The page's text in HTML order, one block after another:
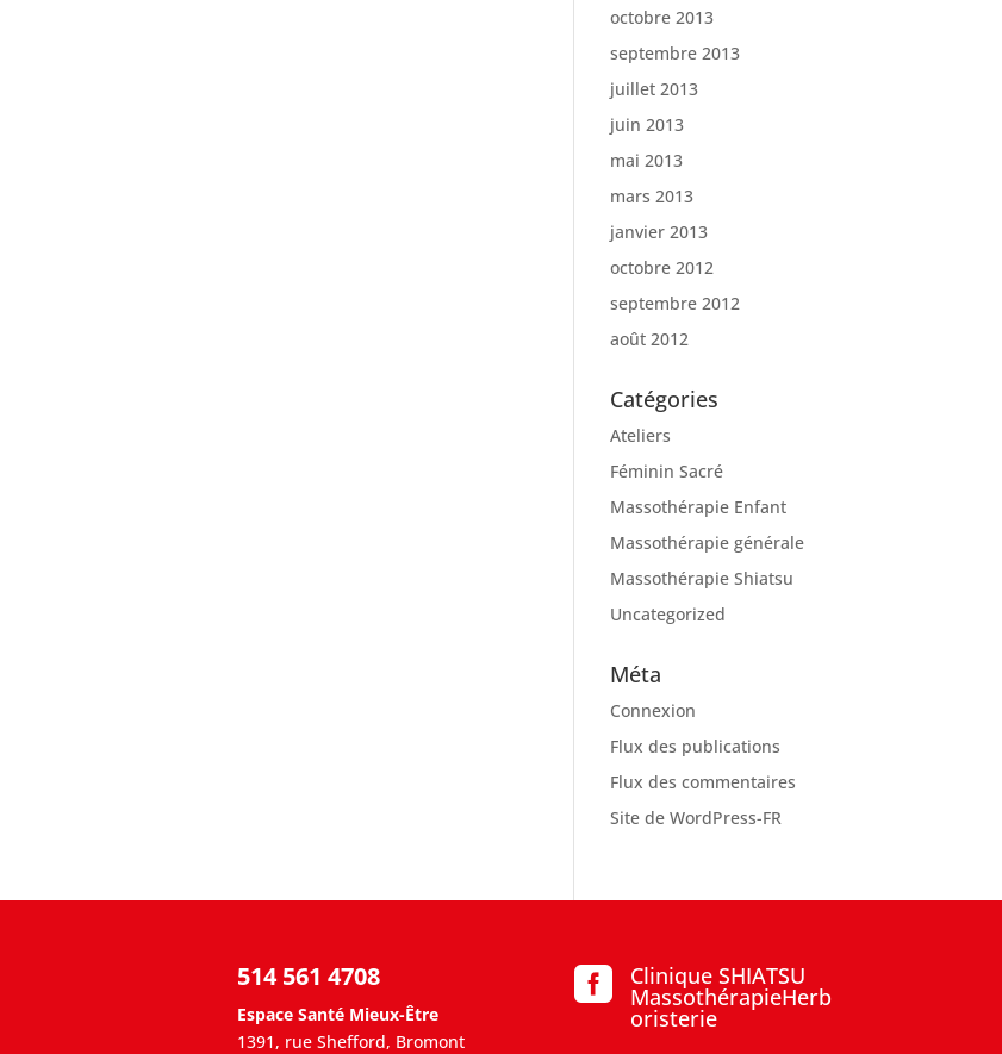
octobre 2013
septembre 2013
juillet 2013
juin 2013
mai 2013
mars 2013
janvier 2013
octobre 2012
septembre 2012
août 2012
Catégories
Ateliers
Féminin Sacré
Massothérapie Enfant
Massothérapie générale
Massothérapie Shiatsu
Uncategorized
Méta
Connexion
Flux des publications
Flux des commentaires
Site de WordPress-FR
514 561 4708
Espace Santé Mieux-Être
1391, rue Shefford, Bromont
 Clinique SHIATSU
MassothérapieHerb
oristerie